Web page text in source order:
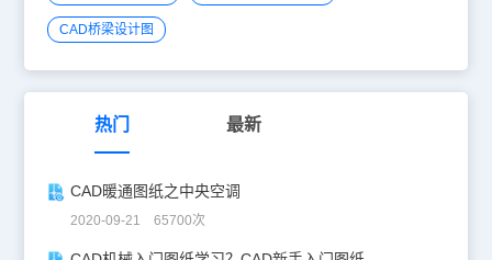
CAD桥梁设计图
热门 最新
CAD暖通图纸之中央空调
2020-09-21 65700次